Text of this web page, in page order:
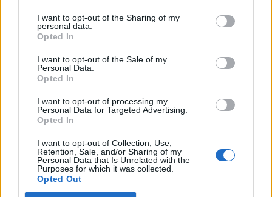
I want to opt-out of the Sharing of my
personal data.
Opted In
I want to opt-out of the Sale of my
Personal Data.
Opted In
I want to opt-out of processing my
Personal Data for Targeted Advertising.
Opted In
I want to opt-out of Collection, Use,
Retention, Sale, and/or Sharing of my
Personal Data that Is Unrelated with the
Purposes for which it was collected.
Opted Out
A keresett cikk a portfolio.hu hírarchívumához
tartozik, melynek olvasása előfizetéses
regisztrációhoz kötött.
Az előfizetés a következőket tartalmazza:
Portfolio.hu teljes cikkarchívum
Kötéslisták: BÉT elmúlt 2 év napon belüli
kötéslistái
Előfizetés
MÁR ELŐFIZETŐNK VAGY?